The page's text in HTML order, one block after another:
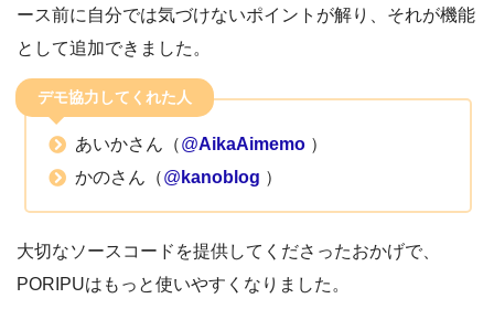
ース前に自分では気づけないポイントが解り、それが機能
として追加できました。
デモ協力してくれた人
あいかさん（@AikaAimemo ）
かのさん（@ kanoblog ）
大切なソースコードを提供してくださったおかげで、
PORIPUはもっと使いやすくなりました。